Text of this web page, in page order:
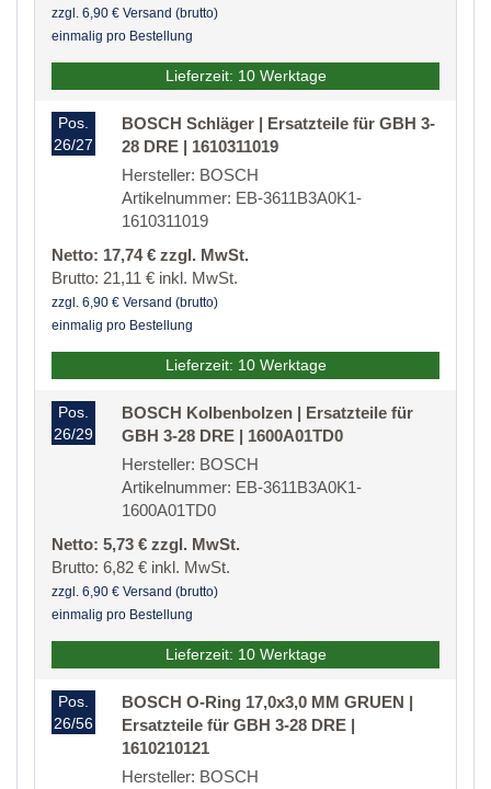
zzgl. 6,90 € Versand (brutto)
einmalig pro Bestellung
Lieferzeit: 10 Werktage
Pos.
26/27
BOSCH Schläger | Ersatzteile für GBH 3-
28 DRE | 1610311019
Hersteller: BOSCH
Artikelnummer: EB-3611B3A0K1-
1610311019
Netto: 17,74 € zzgl. MwSt.
Brutto: 21,11 € inkl. MwSt.
zzgl. 6,90 € Versand (brutto)
einmalig pro Bestellung
Lieferzeit: 10 Werktage
Pos.
26/29
BOSCH Kolbenbolzen | Ersatzteile für
GBH 3-28 DRE | 1600A01TD0
Hersteller: BOSCH
Artikelnummer: EB-3611B3A0K1-
1600A01TD0
Netto: 5,73 € zzgl. MwSt.
Brutto: 6,82 € inkl. MwSt.
zzgl. 6,90 € Versand (brutto)
einmalig pro Bestellung
Lieferzeit: 10 Werktage
Pos.
26/56
BOSCH O-Ring 17,0x3,0 MM GRUEN |
Ersatzteile für GBH 3-28 DRE |
1610210121
Hersteller: BOSCH